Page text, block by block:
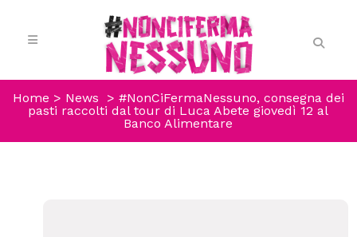
Home > News > #NonCiFermaNessuno, consegna dei
pasti raccolti dal tour di Luca Abete giovedì 12 al
Banco Alimentare